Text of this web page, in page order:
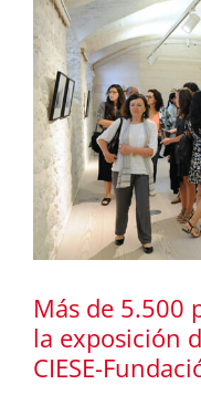
Más de 5.500
la exposición
CIESE-